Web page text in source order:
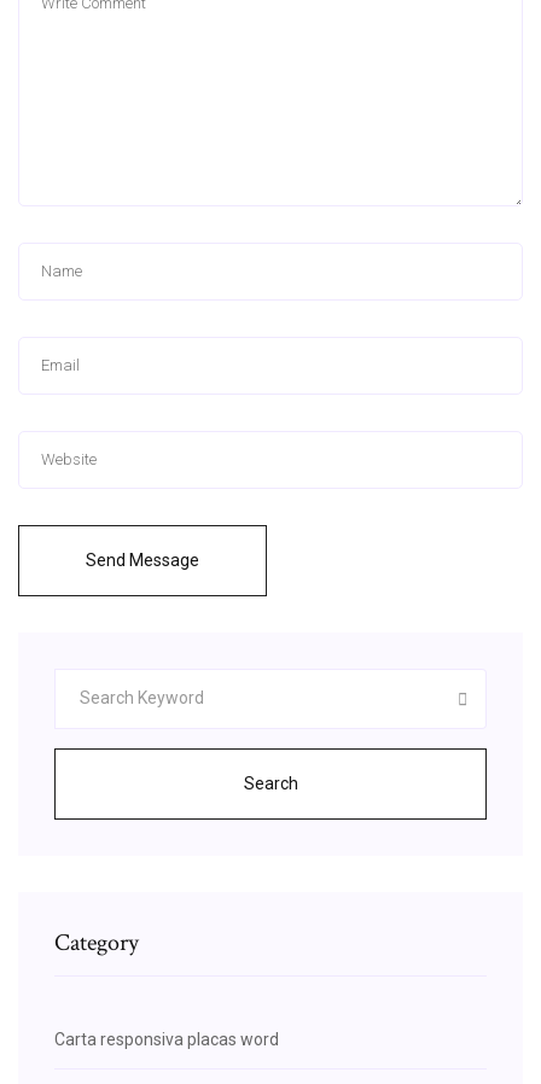
Send Message
Search
Category
Carta responsiva placas word